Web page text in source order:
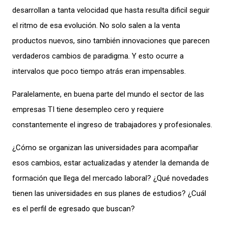
desarrollan a tanta velocidad que hasta resulta dificil seguir
el ritmo de esa evolución. No solo salen a la venta
productos nuevos, sino también innovaciones que parecen
verdaderos cambios de paradigma. Y esto ocurre a
intervalos que poco tiempo atrás eran impensables.
Paralelamente, en buena parte del mundo el sector de las
empresas TI tiene desempleo cero y requiere
constantemente el ingreso de trabajadores y profesionales.
¿Cómo se organizan las universidades para acompañar
esos cambios, estar actualizadas y atender la demanda de
formación que llega del mercado laboral? ¿Qué novedades
tienen las universidades en sus planes de estudios? ¿Cuál
es el perfil de egresado que buscan?